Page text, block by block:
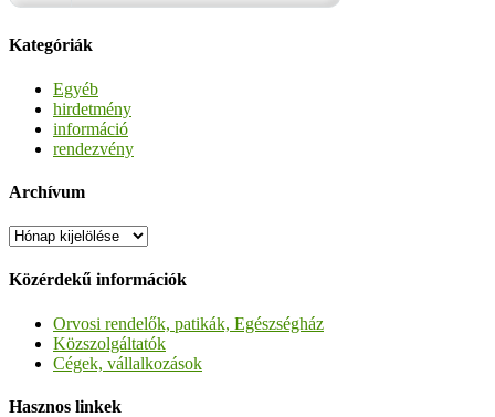
Kategóriák
Egyéb
hirdetmény
információ
rendezvény
Archívum
Archívum
Közérdekű információk
Orvosi rendelők, patikák, Egészségház
Közszolgáltatók
Cégek, vállalkozások
Hasznos linkek